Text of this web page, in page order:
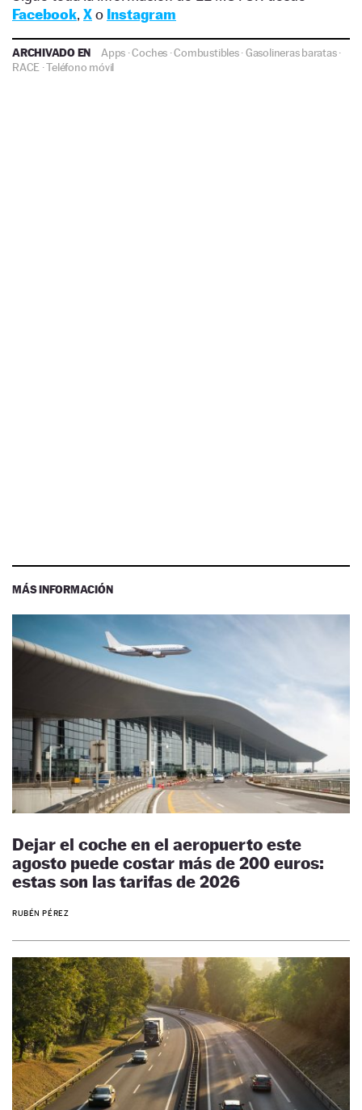
Facebook, Xo Instagram
ARCHIVADO EN Apps ·Coches ·Combustibles·Gasolineras baratas·
RACE ·Teléfono móvil
MÁS INFORMACIÓN
Dejar el coche en el aeropuerto este
agosto puede costar más de 200 euros:
estas son las tarifas de 2026
RUBÉN PÉREZ